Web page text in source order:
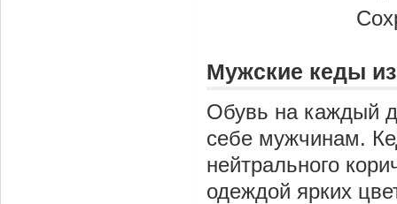
Мужские кеды из
Обувь на каждый
себе мужчинам.
нейтрального
одеждой ярких